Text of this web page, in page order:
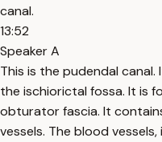
canal.
13:52
Speaker A
This is the pudendal
the ischiorictal fossa. It is
obturator fascia. It
vessels. The blood